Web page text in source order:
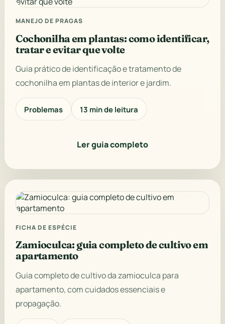
MANEJO DE PRAGAS
Cochonilha em plantas: como identificar,
tratar e evitar que volte
Guia prático de identificação e tratamento de
cochonilha em plantas de interior e jardim.
Problemas 13 min de leitura
Ler guia completo
FICHA DE ESPÉCIE
Zamioculca: guia completo de cultivo em
apartamento
Guia completo de cultivo da zamioculca para
apartamento, com cuidados essenciais e
propagação.